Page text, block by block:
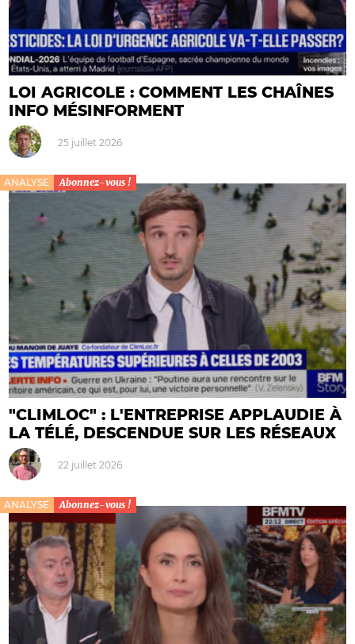
LOI AGRICOLE : COMMENT LES CHAÎNES
INFO MÉSINFORMENT
25 juillet 2026
ANALYSE Abonnez-vous !
"CLIMLOC" : L'ENTREPRISE APPLAUDIE À
LA TÉLÉ, DESCENDUE SUR LES RÉSEAUX
22 juillet 2026
ANALYSE Abonnez-vous !